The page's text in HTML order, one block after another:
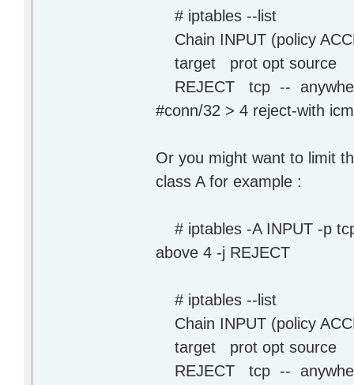
# iptables --list
Chain INPUT (policy
target prot opt
REJECT tcp --
#conn/32 > 4 reject-with
Or you might want to limit
class A for example :
# iptables -A INPUT -p
above 4 -j REJECT
# iptables --list
Chain INPUT (policy
target prot opt
REJECT tcp --